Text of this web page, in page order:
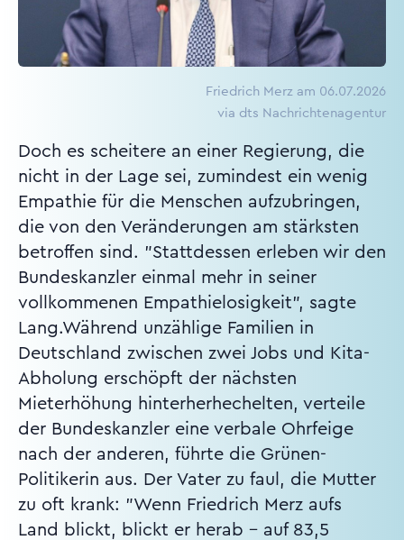
Friedrich Merz am 06.07.2026
via dts Nachrichtenagentur
Doch es scheitere an einer Regierung, die
nicht in der Lage sei, zumindest ein wenig
Empathie für die Menschen aufzubringen,
die von den Veränderungen am stärksten
betroffen sind. "Stattdessen erleben wir den
Bundeskanzler einmal mehr in seiner
vollkommenen Empathielosigkeit", sagte
Lang.Während unzählige Familien in
Deutschland zwischen zwei Jobs und Kita-
Abholung erschöpft der nächsten
Mieterhöhung hinterherhechelten, verteile
der Bundeskanzler eine verbale Ohrfeige
nach der anderen, führte die Grünen-
Politikerin aus. Der Vater zu faul, die Mutter
zu oft krank: "Wenn Friedrich Merz aufs
Land blickt, blickt er herab - auf 83,5